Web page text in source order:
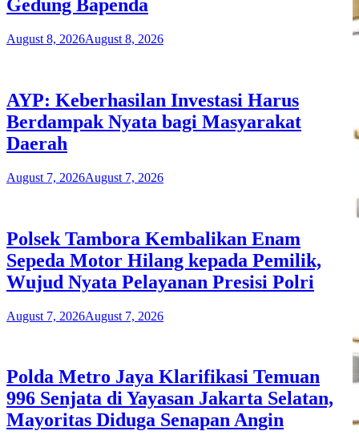
Gedung Bapenda
August 8, 2026August 8, 2026
AYP: Keberhasilan Investasi Harus
Berdampak Nyata bagi Masyarakat
Daerah
August 7, 2026August 7, 2026
Polsek Tambora Kembalikan Enam
Sepeda Motor Hilang kepada Pemilik,
Wujud Nyata Pelayanan Presisi Polri
August 7, 2026August 7, 2026
Polda Metro Jaya Klarifikasi Temuan
996 Senjata di Yayasan Jakarta Selatan,
Mayoritas Diduga Senapan Angin